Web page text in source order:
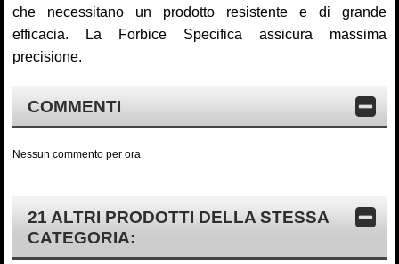
che necessitano un prodotto resistente e di grande
efficacia. La Forbice Specifica assicura massima
precisione.
COMMENTI
Nessun commento per ora
21 ALTRI PRODOTTI DELLA STESSA
CATEGORIA: